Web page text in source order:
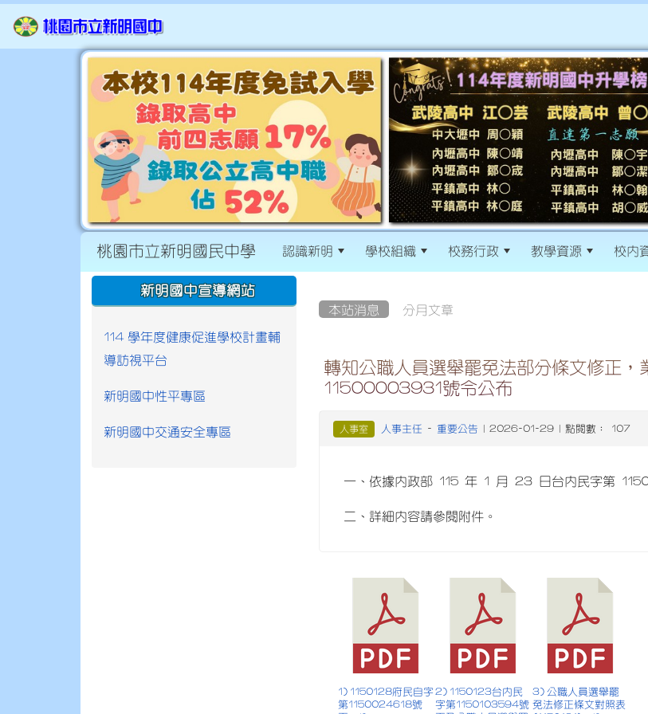
桃園市立新明國民中學 認識新明 學校組織 校務行政 教學資源 校內
本站消息 分月文章
轉知公職人員選舉罷免法部分條文修正
11500003931號令公布
人事室 人事主任 - 重要公告 | 2026-01-29 | 點閱數： 107
一、依據內政部 115 年 1 月 23 日台內民字第
二、詳細內容請參閱附件。
1) 1150128府民自字
第1150024618號
2) 1150123台內民
字第1150103594號
3) 公職人員選舉罷
免法修正條文對照表
:::
新明國中宣導網站
114 學年度健康促進學校計畫輔
導訪視平台
新明國中性平專區
新明國中交通安全專區